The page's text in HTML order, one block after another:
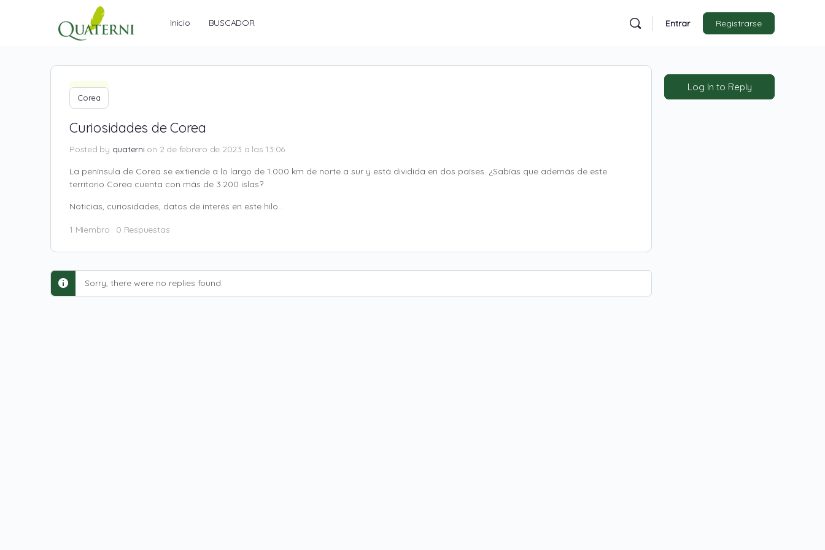
Inicio BUSCADOR Entrar Registrarse
Corea
Curiosidades de Corea
Posted by quaterni on 2 de febrero de 2023 a las 13:06
La península de Corea se extiende a lo largo de 1.000 km de norte a sur y está dividida en dos países. ¿Sabías que además de este
territorio Corea cuenta con más de 3.200 islas?
Noticias, curiosidades, datos de interés en este hilo…
1 Miembro · 0 Respuestas
Sorry, there were no replies found.
Log In to Reply